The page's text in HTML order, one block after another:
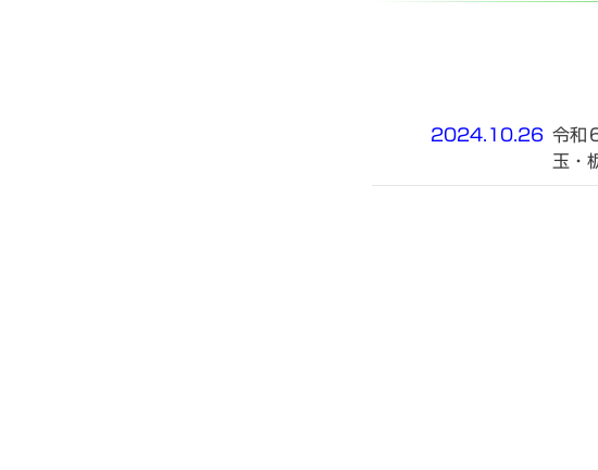
2024.10.26 令和
玉・